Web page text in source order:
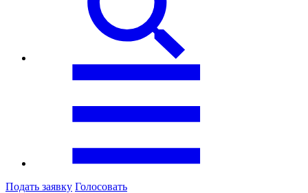
Подать заявку Голосовать